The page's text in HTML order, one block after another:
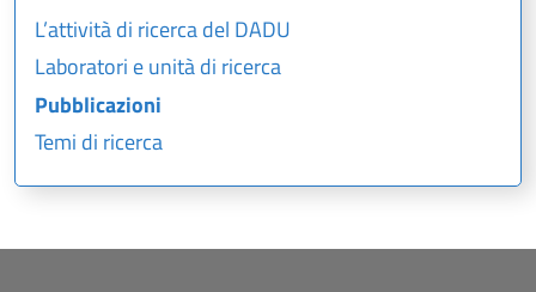
L’attività di ricerca del DADU
Laboratori e unità di ricerca
Pubblicazioni
Temi di ricerca